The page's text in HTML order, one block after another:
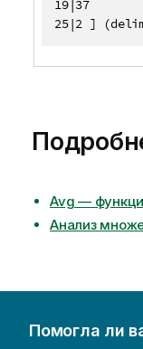
19|37
25|2 ]
Avg —
Анализ
Помогла ли